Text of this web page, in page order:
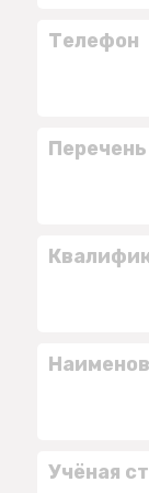
Телефон
Учёная